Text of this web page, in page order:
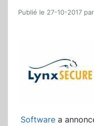
Publié le 27-10-2017
Software a